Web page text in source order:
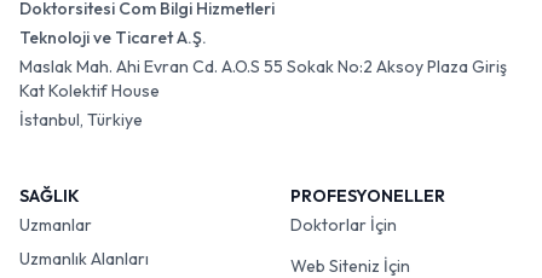
Doktorsitesi Com Bilgi Hizmetleri
Teknoloji ve Ticaret A.Ş.
Maslak Mah. Ahi Evran Cd. A.O.S 55 Sokak No:2 Aksoy Plaza Giriş
Kat Kolektif House
İstanbul, Türkiye
SAĞLIK
Uzmanlar
Uzmanlık Alanları
PROFESYONELLER
Doktorlar İçin
Web Siteniz İçin